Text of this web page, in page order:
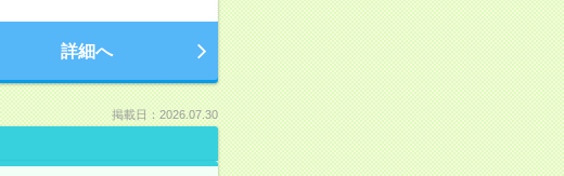
詳細へ
掲載日：2026.07.30